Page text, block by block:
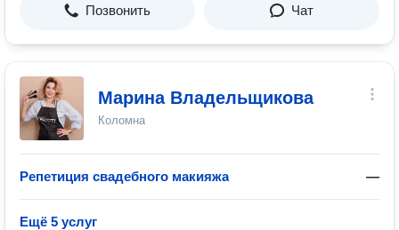
Позвонить Чат
Марина Владельщикова
Коломна
Репетиция свадебного макияжа —
Ещё 5 услуг